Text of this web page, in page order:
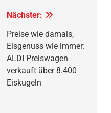
Nächster:
Preise wie damals,
Eisgenuss wie immer:
ALDI Preiswagen
verkauft über 8.400
Eiskugeln